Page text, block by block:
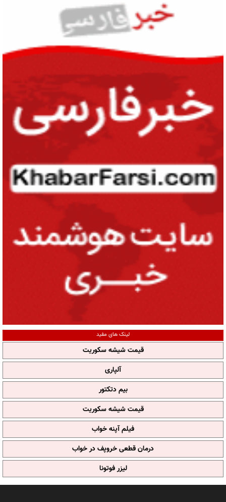
لینک های مفید
قیمت شیشه سکوریت
آلپاری
بیم دتکتور
قیمت شیشه سکوریت
فیلم آپنه خواب
درمان قطعی خروپف در خواب
لیزر فوتونا